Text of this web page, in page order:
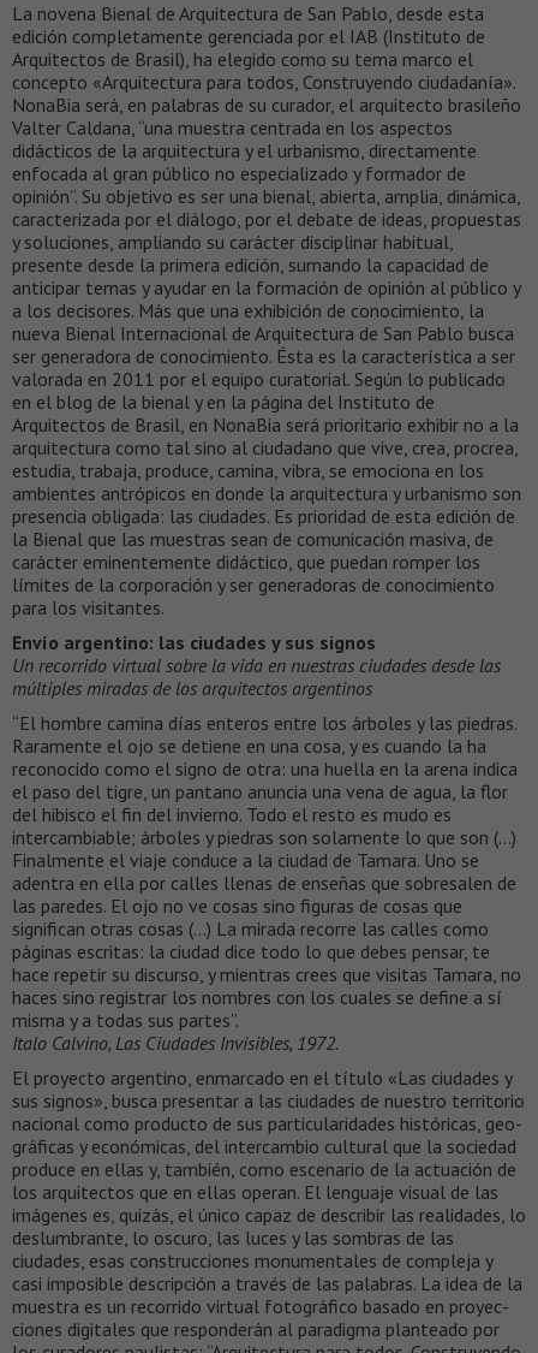
La novena Bienal de Arquitectura de San Pablo, desde esta
edición completamente gerenciada por el IAB (Instituto de
Arquitectos de Brasil), ha elegido como su tema marco el
concepto «Arquitectura para todos, Construyendo ciudadanía».
NonaBia será, en palabras de su curador, el arquitecto brasileño
Valter Caldana, “una muestra centrada en los aspectos
didácticos de la arquitectura y el urbanismo, directamente
enfocada al gran público no especializado y formador de
opinión”. Su objetivo es ser una bienal, abierta, amplia, dinámica,
caracterizada por el diálogo, por el debate de ideas, propuestas
y soluciones, ampliando su carácter disciplinar habitual,
presente desde la primera edición, sumando la capacidad de
anticipar temas y ayudar en la formación de opinión al público y
a los decisores. Más que una exhibición de conocimiento, la
nueva Bienal Internacional de Arquitectura de San Pablo busca
ser generadora de conocimiento. Ésta es la característica a ser
valorada en 2011 por el equipo curatorial. Según lo publicado
en el blog de la bienal y en la página del Instituto de
Arquitectos de Brasil, en NonaBia será prioritario exhibir no a la
arquitectura como tal sino al ciudadano que vive, crea, procrea,
estudia, trabaja, produce, camina, vibra, se emociona en los
ambientes antrópicos en donde la arquitectura y urbanismo son
presencia obligada: las ciudades. Es prioridad de esta edición de
la Bienal que las muestras sean de comunicación masiva, de
carácter eminentemente didáctico, que puedan romper los
límites de la corporación y ser generadoras de conocimiento
para los visitantes.
Envío argentino: las ciudades y sus signos
Un recorrido virtual sobre la vida en nuestras ciudades desde las
múltiples miradas de los arquitectos argentinos
“El hombre camina días enteros entre los árboles y las piedras.
Raramente el ojo se detiene en una cosa, y es cuando la ha
reconocido como el signo de otra: una huella en la arena indica
el paso del tigre, un pantano anuncia una vena de agua, la flor
del hibisco el fin del invierno. Todo el resto es mudo es
intercambiable; árboles y piedras son solamente lo que son (…)
Finalmente el viaje conduce a la ciudad de Tamara. Uno se
adentra en ella por calles llenas de enseñas que sobresalen de
las paredes. El ojo no ve cosas sino figuras de cosas que
significan otras cosas (…) La mirada recorre las calles como
páginas escritas: la ciudad dice todo lo que debes pensar, te
hace repetir su discurso, y mientras crees que visitas Tamara, no
haces sino registrar los nombres con los cuales se define a sí
misma y a todas sus partes”.
Italo Calvino, Las Ciudades Invisibles, 1972.
El proyecto argentino, enmarcado en el título «Las ciudades y
sus signos», busca presentar a las ciudades de nuestro territorio
nacional como producto de sus par­ti­cu­la­ri­da­des his­tó­ri­cas, geo­
grá­fi­cas y eco­nó­mi­cas, del in­ter­cam­bio cul­tu­ral que la sociedad
pro­du­ce en ellas y, tam­bién, co­mo es­ce­na­rio de la ac­tua­ción de
los ar­qui­tec­tos que en ellas ope­ran. El lenguaje visual de las
imágenes es, quizás, el único capaz de describir las realidades, lo
deslumbrante, lo oscuro, las luces y las sombras de las
ciudades, esas construcciones monumentales de compleja y
casi imposible descripción a través de las palabras. La idea de la
mues­tra es un re­co­rri­do vir­tual fo­to­grá­fi­co ba­sa­do en pro­yec­
cio­nes di­gi­ta­les que res­pon­de­rán al pa­ra­dig­ma plan­tea­do por